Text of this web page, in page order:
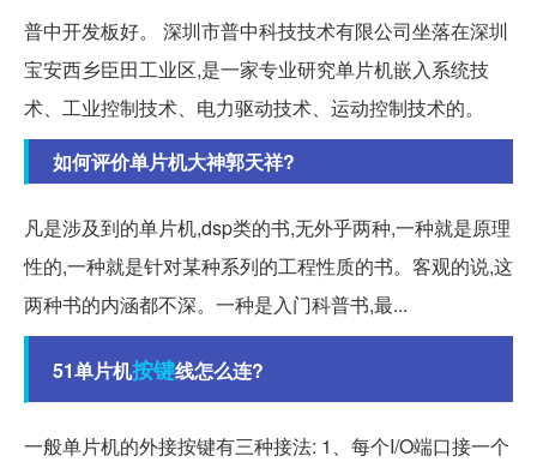
普中开发板好。 深圳市普中科技技术有限公司坐落在深圳
宝安西乡臣田工业区,是一家专业研究单片机嵌入系统技
术、工业控制技术、电力驱动技术、运动控制技术的。
如何评价单片机大神郭天祥?
凡是涉及到的单片机,dsp类的书,无外乎两种,一种就是原理
性的,一种就是针对某种系列的工程性质的书。客观的说,这
两种书的内涵都不深。一种是入门科普书,最...
51单片机按键线怎么连?
一般单片机的外接按键有三种接法: 1、每个I/O端口接一个